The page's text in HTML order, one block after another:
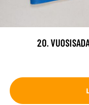
20.